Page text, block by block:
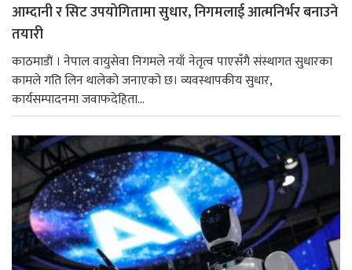
आम्दानी र सिट उपयोगितामा सुधार, निगमलाई आत्मनिर्भर बनाउने
तयारी
काठमाडाैं । नेपाल वायुसेवा निगमले नयाँ नेतृत्व पाएसँगै संस्थागत सुधारका
कामले गति लिन थालेको जनाएको छ। व्यवस्थापकीय सुधार,
कार्यसम्पादनमा जवाफदेहिता...